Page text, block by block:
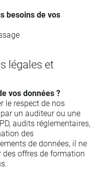
besoins de vos
légales et
vos données ?
le respect de nos
un auditeur ou une
audits réglementaires,
des
de données, il ne
des offres de formation